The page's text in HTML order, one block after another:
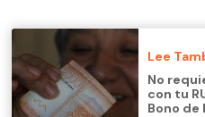
Lee
No
con tu
Bono de